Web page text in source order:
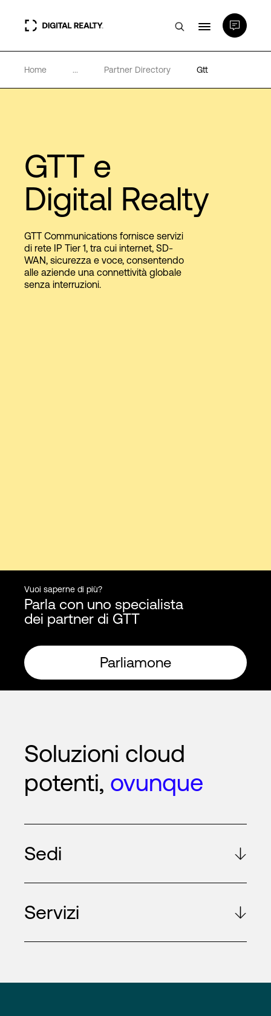
Data center
Competenze e Risorse
Chi Siamo
Language
Home ... Partner Directory Gtt
GTT e
Digital Realty
GTT Communications fornisce servizi
di rete IP Tier 1, tra cui internet, SD-
WAN, sicurezza e voce, consentendo
alle aziende una connettività globale
senza interruzioni.
Vuoi saperne di più?
Parla con uno specialista
dei partner di GTT
Parliamone
Soluzioni cloud
potenti, ovunque
Sedi
Servizi